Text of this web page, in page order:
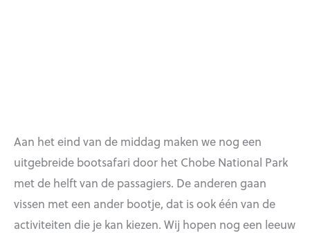
Aan het eind van de middag maken we nog een
uitgebreide bootsafari door het Chobe National Park
met de helft van de passagiers. De anderen gaan
vissen met een ander bootje, dat is ook één van de
activiteiten die je kan kiezen. Wij hopen nog een leeuw